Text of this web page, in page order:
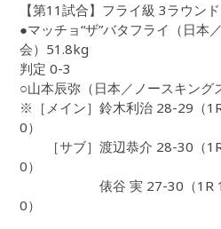
【第11試合】フライ級 3ラウンド
●マッチョ“ザ”バタフライ（日本
会）51.8kg
判定 0-3
○山本辰弥（日本／ノースキング
※［メイン］鈴木利治 28-29（
0）
［サブ］渡辺恭介 28-30（
0）
俵谷 実 27-30（1R 10-
0）